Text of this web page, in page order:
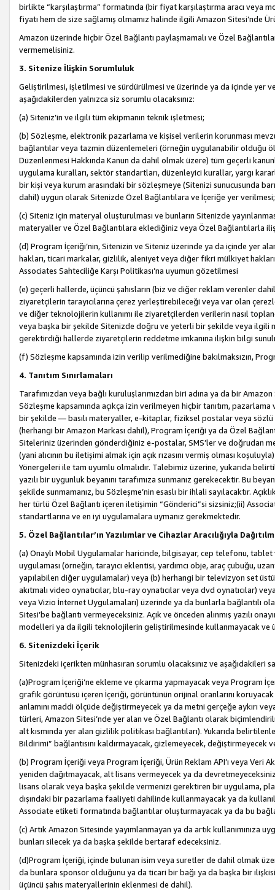
birlikte “karşılaştırma” formatında (bir fiyat karşılaştırma aracı veya
fiyatı hem de size sağlamış olmamız halinde ilgili Amazon Sitesi’nde
Amazon üzerinde hiçbir Özel Bağlantı paylaşmamalı ve Özel
vermemelisiniz.
3. Sitenize İlişkin Sorumluluk
Geliştirilmesi, işletilmesi ve sürdürülmesi ve üzerinde ya da içinde yer
aşağıdakilerden yalnızca siz sorumlu olacaksınız:
(a) Siteniz’in ve ilgili tüm ekipmanın teknik işletmesi;
(b) Sözleşme, elektronik pazarlama ve kişisel verilerin korunması
bağlantılar veya tazmin düzenlemeleri (örneğin uygulanabilir olduğu
Düzenlenmesi Hakkında Kanun da dahil olmak üzere) tüm geçerli
uygulama kuralları, sektör standartları, düzenleyici kurallar, yargı
bir kişi veya kurum arasındaki bir sözleşmeye (Sitenizi sunucusunda
dahil) uygun olarak Sitenizde Özel Bağlantılara ve İçeriğe yer verilmesi;
(c) Siteniz için materyal oluşturulması ve bunların Sitenizde
materyaller ve Özel Bağlantılara eklediğiniz veya Özel Bağlantılarla
(d) Program İçeriği’nin, Sitenizin ve Siteniz üzerinde ya da içinde yer
hakları, ticari markalar, gizlilik, aleniyet veya diğer fikri mülkiyet
Associates Sahteciliğe Karşı Politikası’na uyumun gözetilmesi
(e) geçerli hallerde, üçüncü şahısların (biz ve diğer reklam verenler
ziyaretçilerin tarayıcılarına çerez yerleştirebileceği veya var olan
ve diğer teknolojilerin kullanımı ile ziyaretçilerden verilerin nasıl
veya başka bir şekilde Sitenizde doğru ve yeterli bir şekilde veya ilgili
gerektirdiği hallerde ziyaretçilerin reddetme imkanına ilişkin bilgi
(f) Sözleşme kapsamında izin verilip verilmediğine bakılmaksızın,
4. Tanıtım Sınırlamaları
Tarafımızdan veya bağlı kuruluşlarımızdan biri adına ya da bir
Sözleşme kapsamında açıkça izin verilmeyen hiçbir tanıtım,
bir şekilde — basılı materyaller, e-kitaplar, fiziksel postalar veya sözlü
(herhangi bir Amazon Markası dahil), Program İçeriği ya da Özel
Siteleriniz üzerinden gönderdiğiniz e-postalar, SMS’ler ve doğrudan
(yani alıcının bu iletişimi almak için açık rızasını vermiş olması
Yönergeleri ile tam uyumlu olmalıdır. Talebimiz üzerine, yukarıda
yazılı bir uygunluk beyanını tarafımıza sunmanız gerekecektir. Bu
şekilde sunmamanız, bu Sözleşme’nin esaslı bir ihlali sayılacaktır.
her türlü Özel Bağlantı içeren iletişimin “Gönderici”si sizsiniz;(ii)
standartlarına ve en iyi uygulamalara uymanız gerekmektedir.
5. Özel Bağlantılar’ın Yazılımlar ve Cihazlar Aracılığıyla
(a) Onaylı Mobil Uygulamalar haricinde, bilgisayar, cep telefonu,
uygulaması (örneğin, tarayıcı eklentisi, yardımcı obje, araç çubuğu,
yapılabilen diğer uygulamalar) veya (b) herhangi bir televizyon set
akıtmalı video oynatıcılar, blu-ray oynatıcılar veya dvd oynatıcılar)
veya Vizio İnternet Uygulamaları) üzerinde ya da bunlarla bağlantılı
Sitesi’be bağlantı vermeyeceksiniz. Açık ve önceden alınmış yazılı
modelleri ya da ilgili teknolojilerin geliştirilmesinde kullanmayacak ve
6. Sitenizdeki İçerik
Sitenizdeki içerikten münhasıran sorumlu olacaksınız ve aşağıdakileri
(a)Program İçeriği’ne ekleme ve çıkarma yapmayacak veya Program
grafik görüntüsü içeren İçeriği, görüntünün orijinal oranlarını
anlamını maddi ölçüde değiştirmeyecek ya da metni gerçeğe aykırı
türleri, Amazon Sitesi’nde yer alan ve Özel Bağlantı olarak
alt kısmında yer alan gizlilik politikası bağlantıları). Yukarıda
Bildirimi” bağlantısını kaldırmayacak, gizlemeyecek,
(b) Program İçeriği veya Program İçeriği, Ürün Reklam API’ı veya Veri
yeniden dağıtmayacak, alt lisans vermeyecek ya da
lisans olarak veya başka şekilde vermenizi gerektiren bir uygulama,
dışındaki bir pazarlama faaliyeti dahilinde kullanmayacak ya da
Associate etiketi formatında bağlantılar oluşturmayacak ya da bu
(c) Artık Amazon Sitesinde yayımlanmayan ya da artık kullanımınıza
bunları silecek ya da başka şekilde bertaraf edeceksiniz.
(d)Program İçeriği, içinde bulunan isim veya suretler de dahil olmak
da bunlara sponsor olduğunu ya da ticari bir bağı ya da başka bir
üçüncü şahıs materyallerinin eklenmesi de dahil).